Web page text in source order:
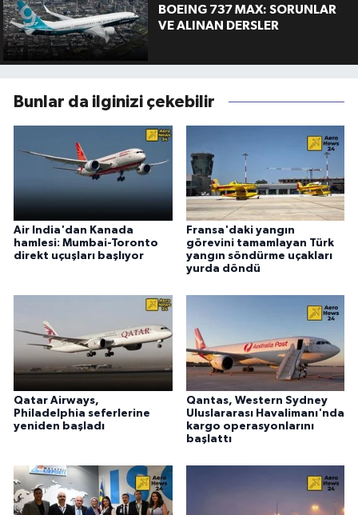
BOEING 737 MAX: SORUNLAR
VE ALINAN DERSLER
Bunlar da ilginizi çekebilir
Air India'dan Kanada
hamlesi: Mumbai-Toronto
direkt uçuşları başlıyor
Fransa'daki yangın
görevini tamamlayan Türk
yangın söndürme uçakları
yurda döndü
Qatar Airways,
Philadelphia seferlerine
yeniden başladı
Qantas, Western Sydney
Uluslararası Havalimanı'nda
kargo operasyonlarını
başlattı